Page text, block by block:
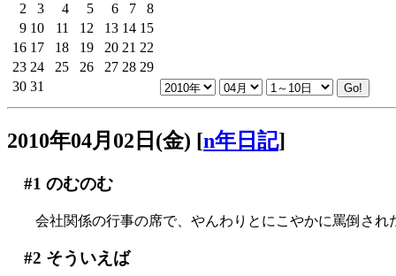
2
3 4 5 6 7
8
9 10 11 12 13 14 15
16 17 18 19 20 21 22
23 24 25 26 27 28 29
30 31
2010年04月02日(金) [n年日記]
#1 のむのむ
会社関係の行事の席で、やんわりとにこやかに罵倒さ
#2 そういえば